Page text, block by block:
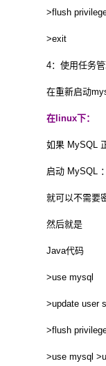
>flush
>exit
4：使用任务管
在重新启动
在linux下：
如果 MySQL 正
启动 MySQL ：
就可以不需要密
然后就是
Java代码
>use mysql
>update user
>flush
>use mysql